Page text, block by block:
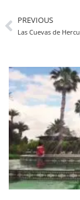
PREVIOUS